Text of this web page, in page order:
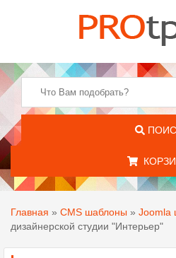
Главная » CMS шаблоны » Joomla
дизайнерской студии "Интерьер"